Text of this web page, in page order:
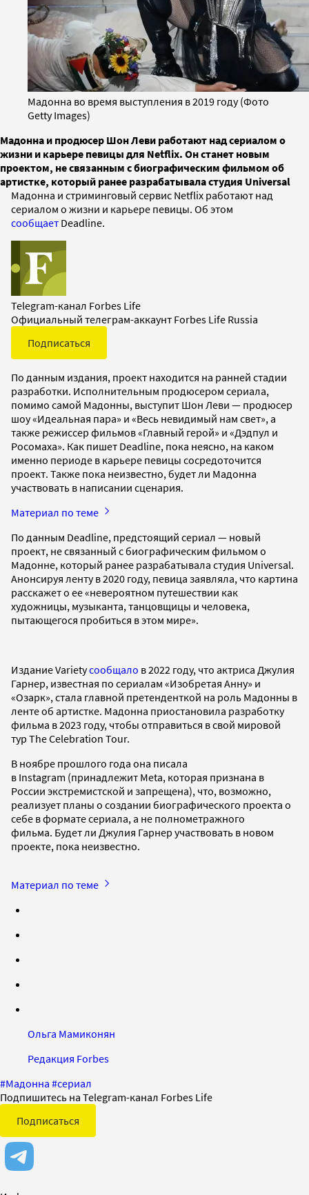
Мадонна во время выступления в 2019 году (Фото
Getty Images)
Мадонна и продюсер Шон Леви работают над сериалом о
жизни и карьере певицы для Netflix. Он станет новым
проектом, не связанным с биографическим фильмом об
артистке, который ранее разрабатывала студия Universal
Мадонна и стриминговый сервис Netflix работают над
сериалом о жизни и карьере певицы. Об этом
сообщает Deadline.
Telegram-канал Forbes Life
Официальный телеграм-аккаунт Forbes Life Russia
Подписаться
По данным издания, проект находится на ранней стадии
разработки. Исполнительным продюсером сериала,
помимо самой Мадонны, выступит Шон Леви — продюсер
шоу «Идеальная пара» и «Весь невидимый нам свет», а
также режиссер фильмов «Главный герой» и «Дэдпул и
Росомаха». Как пишет Deadline, пока неясно, на каком
именно периоде в карьере певицы сосредоточится
проект. Также пока неизвестно, будет ли Мадонна
участвовать в написании сценария.
Материал по теме
По данным Deadline, предстоящий сериал — новый
проект, не связанный с биографическим фильмом о
Мадонне, который ранее разрабатывала студия Universal.
Анонсируя ленту в 2020 году, певица заявляла, что картина
расскажет о ее «невероятном путешествии как
художницы, музыканта, танцовщицы и человека,
пытающегося пробиться в этом мире».
Издание Varietyсообщало в 2022 году, что актриса Джулия
Гарнер, известная по сериалам «Изобретая Анну» и
«Озарк», стала главной претенденткой на роль Мадонны в
ленте об артистке. Мадонна приостановила разработку
фильма в 2023 году, чтобы отправиться в свой мировой
тур The Celebration Tour.
В ноябре прошлого года она писала
в Instagram (принадлежит Meta, которая признана в
России экстремистской и запрещена), что, возможно,
реализует планы о создании биографического проекта о
себе в формате сериала, а не полнометражного
фильма. Будет ли Джулия Гарнер участвовать в новом
проекте, пока неизвестно.
Материал по теме
Ольга Мамиконян
Редакция Forbes
#Мадонна #сериал
Подпишитесь на Telegram-канал Forbes Life
Подписаться